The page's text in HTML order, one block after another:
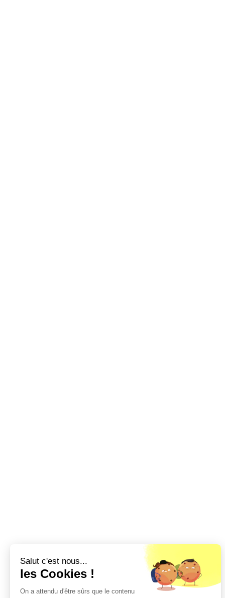
Salut c'est nous...
les Cookies !
On a attendu d'être sûrs que le contenu